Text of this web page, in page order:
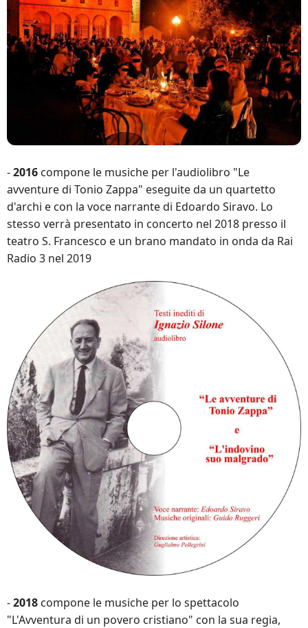
-2016 compone le musiche per l'audiolibro "Le
avventure di Tonio Zappa" eseguite da un quartetto
d'archi e con la voce narrante di Edoardo Siravo. Lo
stesso verrà presentato in concerto nel 2018 presso il
teatro S. Francesco e un brano mandato in onda da Rai
Radio 3 nel 2019
-2018 compone le musiche per lo spettacolo
"L'Avventura di un povero cristiano" con la sua regia,